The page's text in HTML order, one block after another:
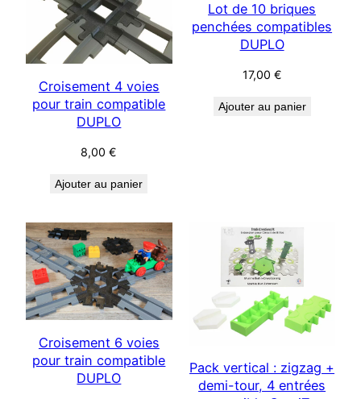
Croisement 4 voies
pour train compatible
DUPLO
8,00€
Ajouter au panier
Lot de 10 briques
penchées compatibles
DUPLO
17,00 €
Ajouter au panier
Croisement 6 voies
pour train compatible
DUPLO
Pack vertical : zigzag +
demi-tour, 4 entrées